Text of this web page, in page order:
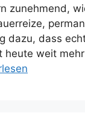
dazu, dass
heute weit